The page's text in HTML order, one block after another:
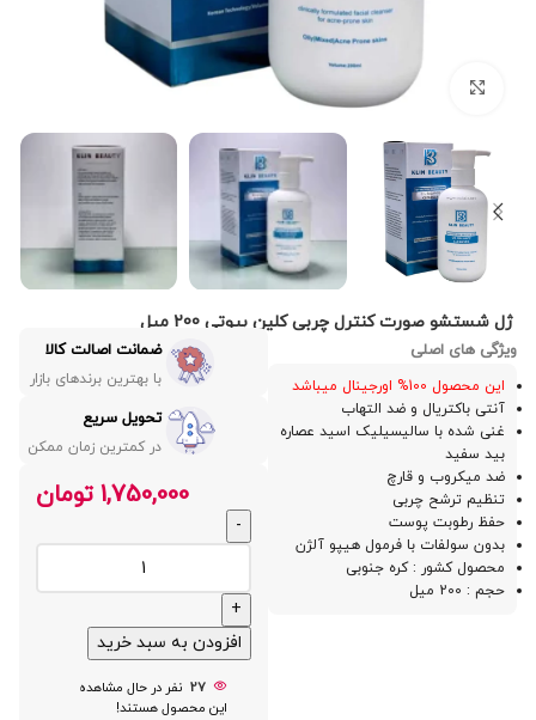
بزرگنمایی تصویر
ژل شستشو صورت کنترل چربی کلین بیوتی 200 میل
ویژگی های اصلی
این محصول 100% اورجینال میباشد
آنتی باکتریال و ضد التهاب
غنی شده با سالیسیلیک اسید عصاره
بید سفید
ضد میکروب و قارچ
تنظیم ترشح چربی
حفظ رطوبت پوست
بدون سولفات با فرمول هیپو آلژن
محصول کشور : کره جنوبی
حجم : 200 میل
ضمانت اصالت کالا
با بهترین برندهای بازار
تحویل سریع
در کمترین زمان ممکن
1,750,000 تومان
افزودن به سبد خرید
27 نفر در حال مشاهده
این محصول هستند!